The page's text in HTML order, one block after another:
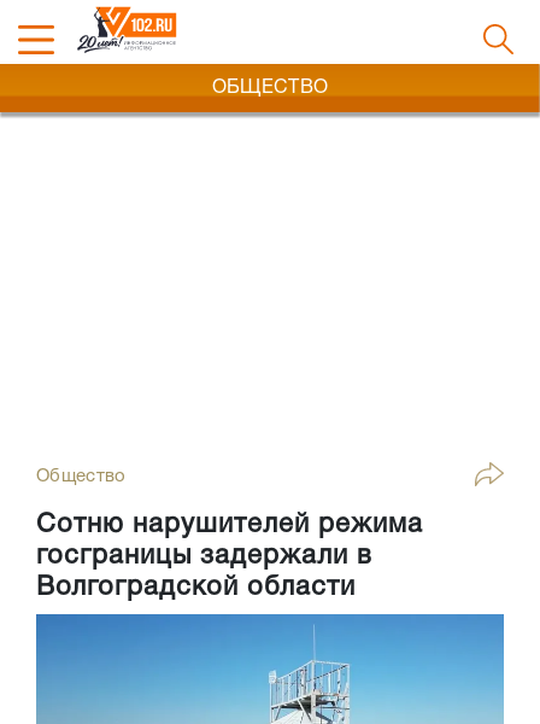
ОБЩЕСТВО
Общество
Сотню нарушителей режима
госграницы задержали в
Волгоградской области